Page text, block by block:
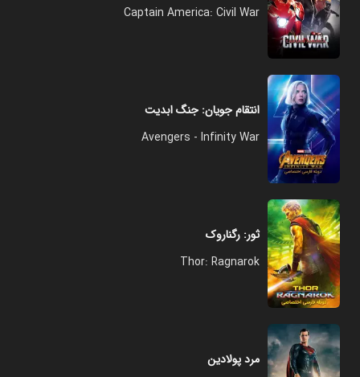
Captain America: Civil War
انتقام جویان: جنگ ابدیت
Avengers - Infinity War
ثور: رگناروک
Thor: Ragnarok
مرد پولادین